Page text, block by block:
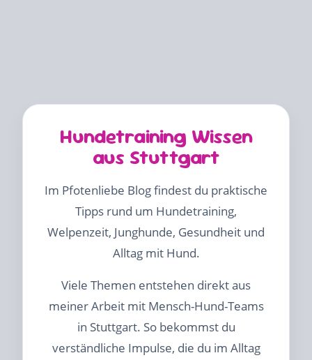
Hundetraining Wissen
aus Stuttgart
Im Pfotenliebe Blog findest du praktische
Tipps rund um Hundetraining,
Welpenzeit, Junghunde, Gesundheit und
Alltag mit Hund.
Viele Themen entstehen direkt aus
meiner Arbeit mit Mensch-Hund-Teams
in Stuttgart. So bekommst du
verständliche Impulse, die du im Alltag